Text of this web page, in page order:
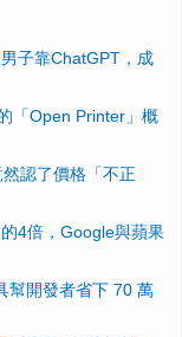
子靠ChatGPT，成
「Open Printer」概
認了價格「不正
4倍，Google與蘋果
幫開發者省下 70 萬